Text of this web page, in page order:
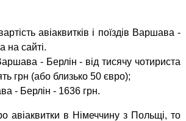
авіаквитків і поїздів Варшава -
на сайті.
- Берлін - від тисячу чотириста
грн (або близько 50 євро);
- Берлін - 1636 грн.
авіаквитки в Німеччину з Польщі, то